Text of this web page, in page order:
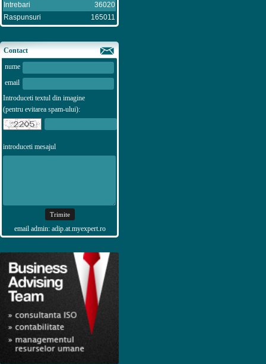
Intrebari
36020
Raspunsuri
165011
Contact
nume
email
Introduceti textul din imagine
(pentru evitarea spam-ului):
introduceti mesajul
email admin: adip.at.myexpert.ro